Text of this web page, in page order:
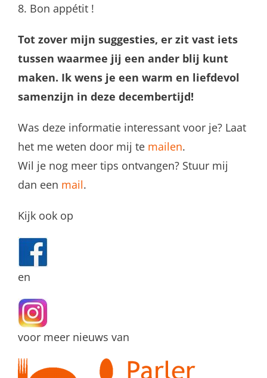
8. Bon appétit !
Tot zover mijn suggesties, er zit vast iets
tussen waarmee jij een ander blij kunt
maken. Ik wens je een warm en liefdevol
samenzijn in deze decembertijd!
Was deze informatie interessant voor je? Laat
het me weten door mij te mailen.
Wil je nog meer tips ontvangen? Stuur mij
dan een mail.
Kijk ook op
en
voor meer nieuws van